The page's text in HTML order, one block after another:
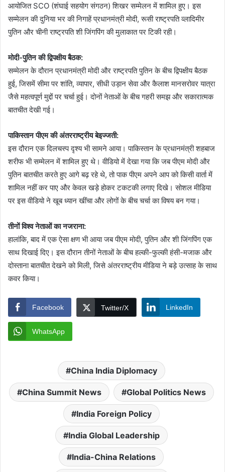
आयोजित SCO (शंघाई सहयोग संगठन) शिखर सम्मेलन में शामिल हुए। इस
सम्मेलन की दुनिया भर की निगाहें प्रधानमंत्री मोदी, रूसी राष्ट्रपति व्लादिमीर
पुतिन और चीनी राष्ट्रपति शी जिंगपिंग की मुलाकात पर टिकी रही।
मोदी-पुतिन की द्विपक्षीय बैठक:
सम्मेलन के दौरान प्रधानमंत्री मोदी और राष्ट्रपति पुतिन के बीच द्विपक्षीय बैठक
हुई, जिसमें सीमा पर शांति, व्यापार, सीधी उड़ान सेवा और कैलाश मानसरोवर यात्रा
जैसे महत्वपूर्ण मुद्दों पर चर्चा हुई। दोनों नेताओं के बीच गहरी समझ और सकारात्मक
बातचीत देखी गई।
पाकिस्तान पीएम की अंतरराष्ट्रीय बेइज्जती:
इस दौरान एक दिलचस्प दृश्य भी सामने आया। पाकिस्तान के प्रधानमंत्री शहबाज
शरीफ भी सम्मेलन में शामिल हुए थे। वीडियो में देखा गया कि जब पीएम मोदी और
पुतिन बातचीत करते हुए आगे बढ़ रहे थे, तो पाक पीएम अपने आप को किसी वार्ता में
शामिल नहीं कर पाए और केवल खड़े होकर टकटकी लगाए दिखे। सोशल मीडिया
पर इस वीडियो ने खूब ध्यान खींचा और लोगों के बीच चर्चा का विषय बन गया।
तीनों विश्व नेताओं का नजराना:
हालांकि, बाद में एक ऐसा क्षण भी आया जब पीएम मोदी, पुतिन और शी जिंगपिंग एक
साथ दिखाई दिए। इस दौरान तीनों नेताओं के बीच हल्की-फुल्की हंसी-मजाक और
दोस्ताना बातचीत देखने को मिली, जिसे अंतरराष्ट्रीय मीडिया ने बड़े उत्साह के साथ
कवर किया।
Facebook Twitter/X LinkedIn
WhatsApp
China India Diplomacy
China Summit News Global Politics News
India Foreign Policy
India Global Leadership
India-China Relations